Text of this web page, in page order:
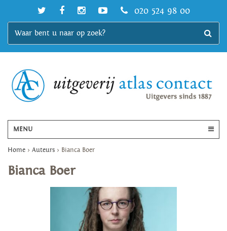
020 524 98 00
MENU
Home > Auteurs > Bianca Boer
Bianca Boer